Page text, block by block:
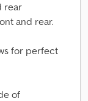
rear
and rear.
for perfect
of